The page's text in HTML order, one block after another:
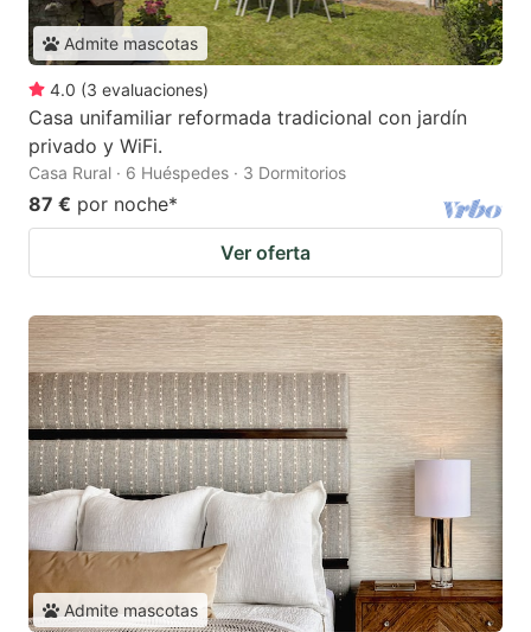
Admite mascotas
4.0 (3 evaluaciones)
Casa unifamiliar reformada tradicional con jardín
privado y WiFi.
Casa Rural · 6 Huéspedes · 3 Dormitorios
87 € por noche*
Ver oferta
Admite mascotas